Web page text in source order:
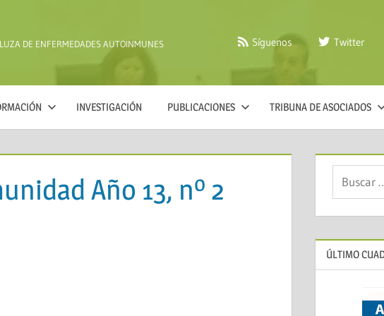
DE ENFERMEDADES AUTOINMUNES Síguenos Twitter
INVESTIGACIÓN PUBLICACIONES TRIBUNA DE ASOCIADOS
Año 13, nº 2
ÚLTIMO